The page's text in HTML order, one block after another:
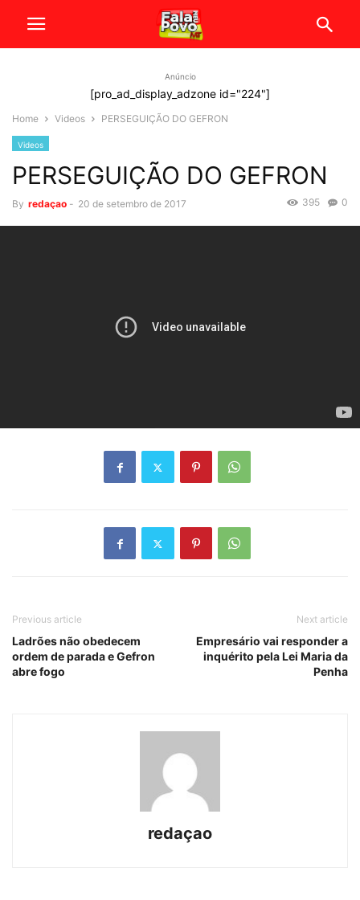
Anúncio
[pro_ad_display_adzone id="224"]
Home Videos PERSEGUIÇÃO DO GEFRON
Videos
PERSEGUIÇÃO DO GEFRON
By redaçao - 20 de setembro de 2017 0
395
Previous article
Ladrões não obedecem
ordem de parada e Gefron
abre fogo
Next article
Empresário vai responder a
inquérito pela Lei Maria da
Penha
redaçao